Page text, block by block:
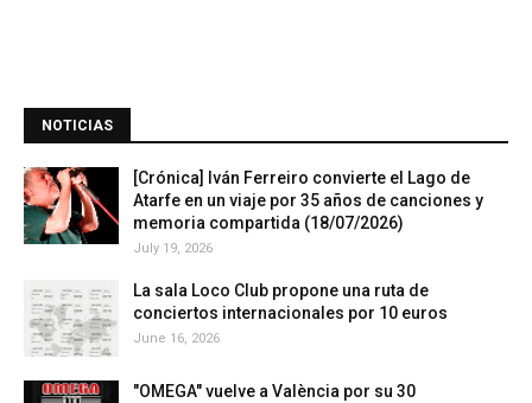
NOTICIAS
[Crónica] Iván Ferreiro convierte el Lago de
Atarfe en un viaje por 35 años de canciones y
memoria compartida (18/07/2026)
July 19, 2026
La sala Loco Club propone una ruta de
conciertos internacionales por 10 euros
June 16, 2026
"OMEGA" vuelve a València por su 30